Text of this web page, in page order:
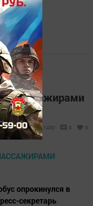
пассажирами
1430 0 0
опрокинулся в
секретарь